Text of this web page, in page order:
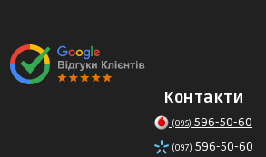
Контакти
(095) 596-50-60
(097) 596-50-60